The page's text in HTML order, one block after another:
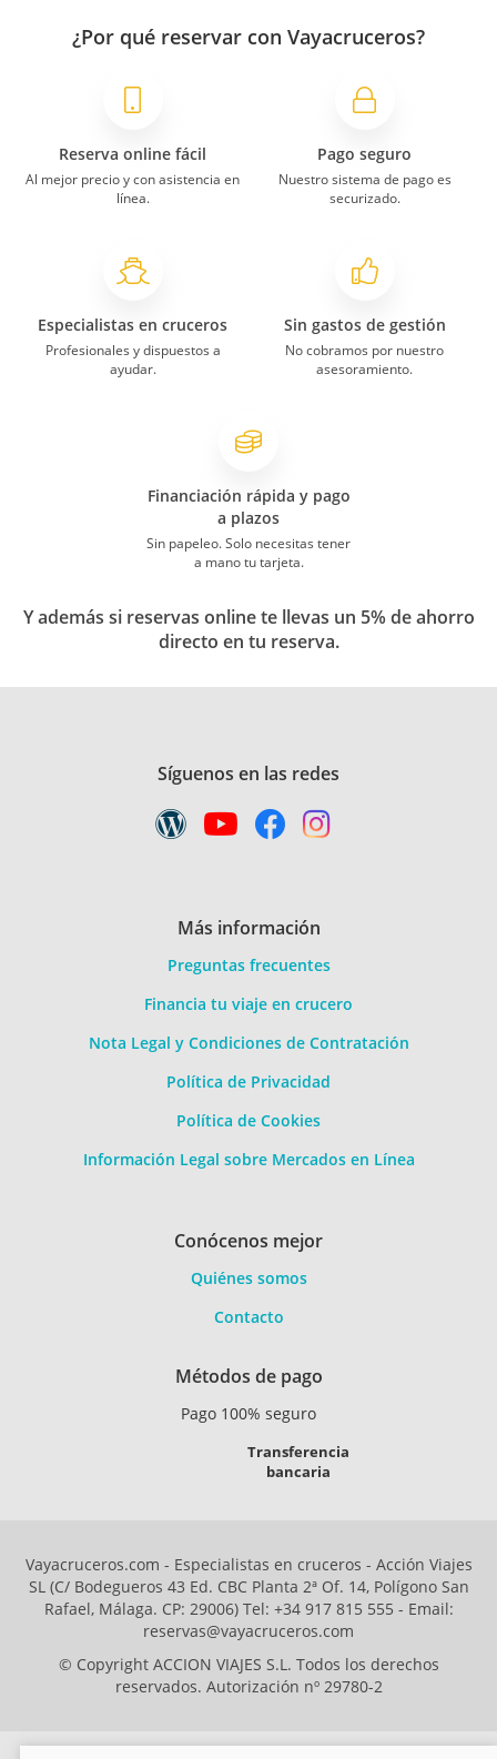
¿Por qué reservar con Vayacruceros?
Reserva online fácil
Al mejor precio y con asistencia en
línea.
Pago seguro
Nuestro sistema de pago es
securizado.
Especialistas en cruceros
Profesionales y dispuestos a
ayudar.
Sin gastos de gestión
No cobramos por nuestro
asesoramiento.
Financiación rápida y pago
a plazos
Sin papeleo. Solo necesitas tener
a mano tu tarjeta.
Y además si reservas online te llevas un 5% de ahorro
directo en tu reserva.
Síguenos en las redes
Más información
Preguntas frecuentes
Financia tu viaje en crucero
Nota Legal y Condiciones de Contratación
Política de Privacidad
Política de Cookies
Información Legal sobre Mercados en Línea
Conócenos mejor
Quiénes somos
Contacto
Métodos de pago
Pago 100% seguro
Transferencia
bancaria
Vayacruceros.com - Especialistas en cruceros - Acción Viajes
SL (C/ Bodegueros 43 Ed. CBC Planta 2ª Of. 14, Polígono San
Rafael, Málaga. CP: 29006) Tel: +34 917 815 555 - Email:
reservas@vayacruceros.com
© Copyright ACCION VIAJES S.L. Todos los derechos
reservados. Autorización nº 29780-2